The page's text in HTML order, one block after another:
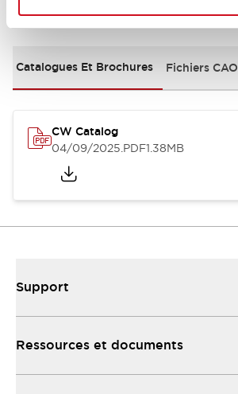
Documents et fichiers
Catalogues Et Brochures Fichiers CAO
CW Catalog
04/09/2025.PDF1.38MB
Support
Ressources et documents